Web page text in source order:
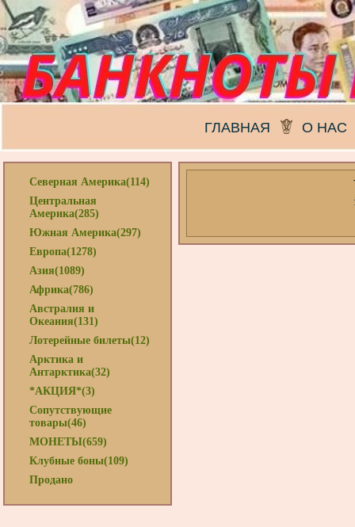
ГЛАВНАЯ О НАС
Северная Америка(114)
Центральная
Америка(285)
Южная Америка(297)
Европа(1278)
Азия(1089)
Африка(786)
Австралия и
Океания(131)
Лотерейные билеты(12)
Арктика и
Антарктика(32)
*АКЦИЯ*(3)
Сопутствующие
товары(46)
МОНЕТЫ(659)
Клубные боны(109)
Продано